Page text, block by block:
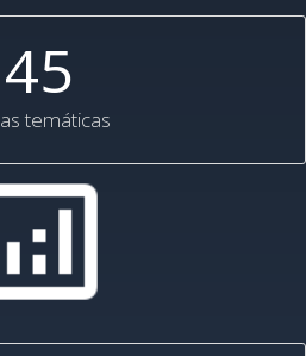
45
temáticas